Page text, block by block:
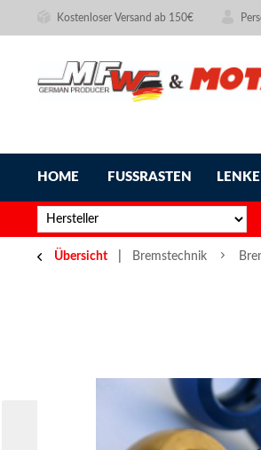
Kostenloser Versand ab 150€
HOME FUSSRASTEN
Übersicht Bremstechnik